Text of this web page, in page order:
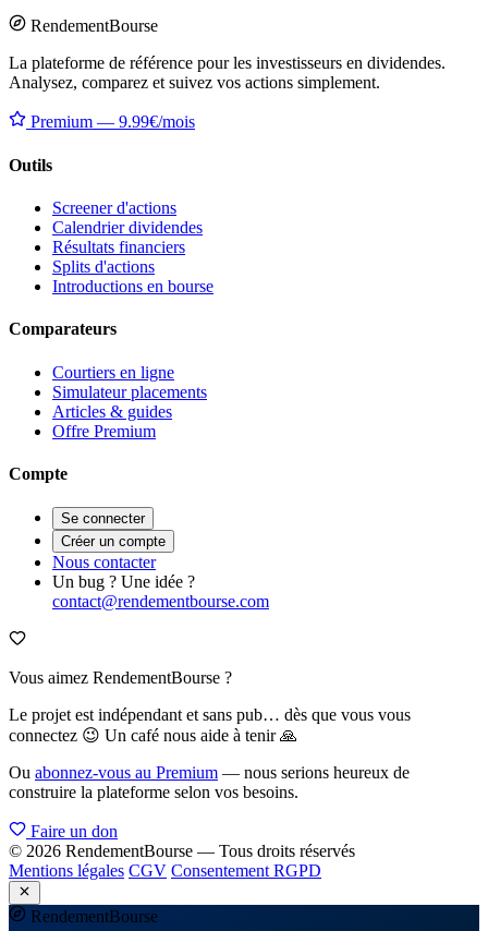
RendementBourse
La plateforme de référence pour les investisseurs en dividendes.
Analysez, comparez et suivez vos actions simplement.
Premium — 9.99€/mois
Outils
Screener d'actions
Calendrier dividendes
Résultats financiers
Splits d'actions
Introductions en bourse
Comparateurs
Courtiers en ligne
Simulateur placements
Articles & guides
Offre Premium
Compte
Se connecter
Créer un compte
Nous contacter
Un bug ? Une idée ?
contact@rendementbourse.com
Vous aimez RendementBourse ?
Le projet est indépendant et sans pub… dès que vous vous
connectez 😉 Un café nous aide à tenir 🙏
Ou abonnez-vous au Premium — nous serions heureux de
construire la plateforme selon vos besoins.
Faire un don
© 2026 RendementBourse — Tous droits réservés
Mentions légales CGV Consentement RGPD
RendementBourse